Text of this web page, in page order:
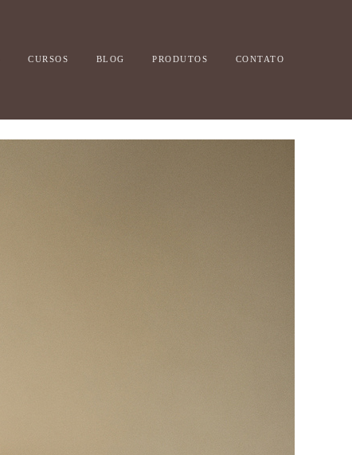
CURSOS BLOG PRODUTOS CONTATO